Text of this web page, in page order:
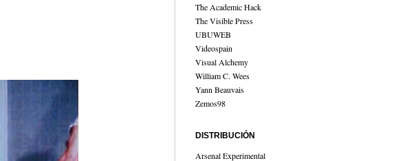
The Academic Hack
The Visible Press
UBUWEB
Videospain
Visual Alchemy
William C. Wees
Yann Beauvais
Zemos98
DISTRIBUCIÓN
Arsenal Experimental